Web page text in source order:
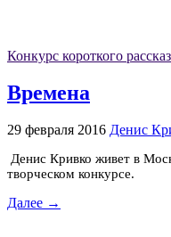
Конкурс короткого
Времена
29 февраля 2016 Денис
Денис Кривко живет в
творческом конкурсе.
Далее →